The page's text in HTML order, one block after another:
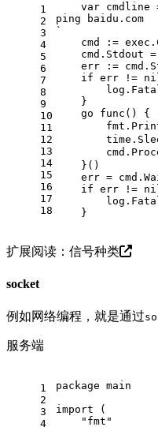
1
2
3
4
5
6
7
8
9
10
11
12
13
14
15
16
17
18
var cmdline
ping baidu.com
`
cmd :=
cmd.Stdout
err :=
if err !=
    }
go
func ()
{
    }()
err =
if err !=
    }
扩展阅读： 信号种类
socket
例如网络编程，就是通过
服务端
1
2
3
4
package main
import (
"fmt"